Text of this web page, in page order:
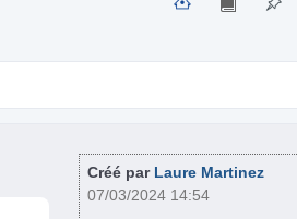
Créé par Laure Martinez
07/03/2024 14:54